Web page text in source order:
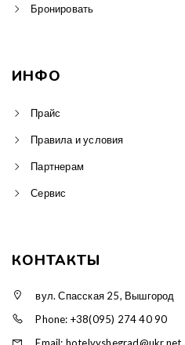
Бронировать
ИНФО
Прайс
Правила и условия
Партнерам
Сервис
КОНТАКТЫ
вул. Спасская 25, Вышгород
Phone: +38(095) 274 40 90